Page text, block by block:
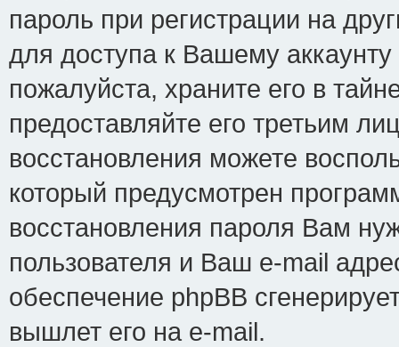
пароль при регистрации на
для доступа к Вашему
пожалуйста, храните его в
предоставляйте его третьим
восстановления можете
который предусмотрен
восстановления пароля Вам
пользователя и Ваш e-mail
обеспечение phpBB
вышлет его на e-mail.